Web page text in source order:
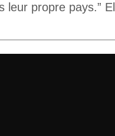
leur propre pays.”